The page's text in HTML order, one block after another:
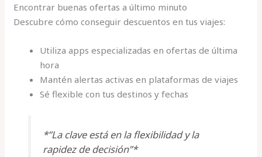
Encontrar buenas ofertas a último minuto
Descubre cómo conseguir descuentos en tus viajes:
Utiliza apps especializadas en ofertas de última
hora
Mantén alertas activas en plataformas de viajes
Sé flexible con tus destinos y fechas
*”La clave está en la flexibilidad y la
rapidez de decisión”*